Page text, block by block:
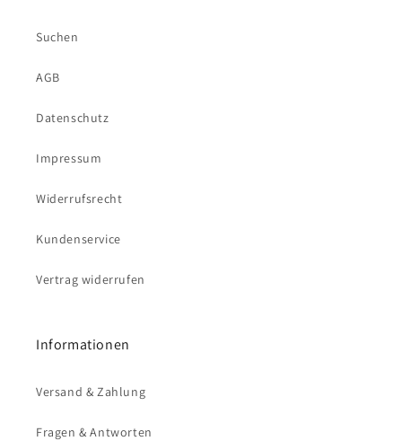
Suchen
AGB
Datenschutz
Impressum
Widerrufsrecht
Kundenservice
Vertrag widerrufen
Informationen
Versand & Zahlung
Fragen & Antworten